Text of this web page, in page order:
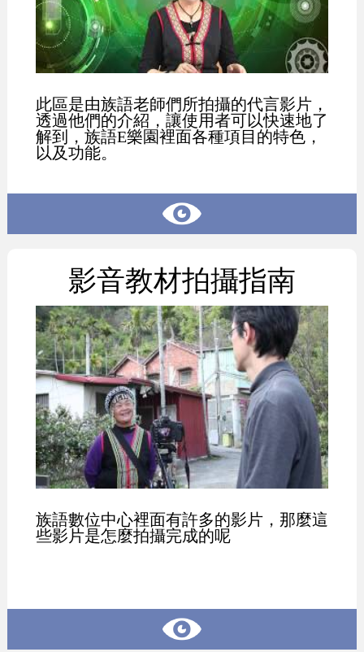
此區是由族語老師們所拍攝的代言影片，
透過他們的介紹，讓使用者可以快速地了
解到，族語E樂園裡面各種項目的特色，
以及功能。
影音教材拍攝指南
族語數位中心裡面有許多的影片，那麼這
些影片是怎麼拍攝完成的呢